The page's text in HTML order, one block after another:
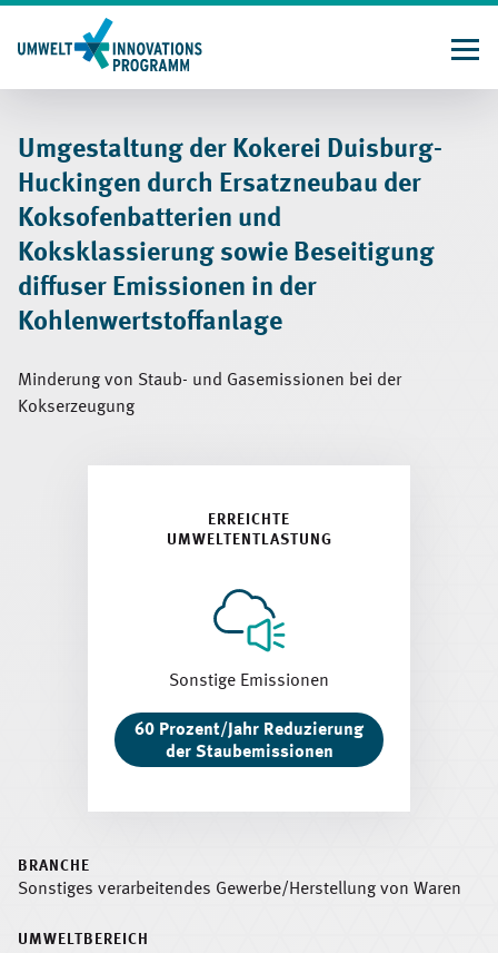
zum
Umgestaltung der Kokerei Duisburg-
Huckingen durch Ersatzneubau der
Koksofenbatterien und
Koksklassierung sowie Beseitigung
diffuser Emissionen in der
Kohlenwertstoffanlage
Minderung von Staub- und Gasemissionen bei der
Kokserzeugung
ERREICHTE
UMWELTENTLASTUNG
Sonstige Emissionen
60 Prozent/Jahr Reduzierung
der Staubemissionen
BRANCHE
Sonstiges verarbeitendes Gewerbe/Herstellung von Waren
UMWELTBEREICH